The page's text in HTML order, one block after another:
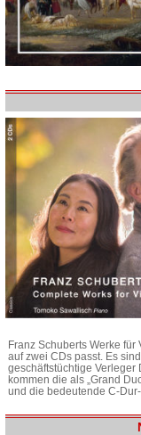
Franz Schuberts Werke
auf zwei CDs passt. Es
geschäftstüchtige Verleger
kommen die als „Grand
und die bedeutende C-